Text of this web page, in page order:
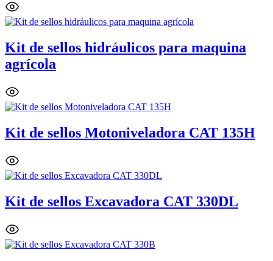
Kit de sellos hidráulicos para maquina
agrícola
Kit de sellos Motoniveladora CAT 135H
Kit de sellos Excavadora CAT 330DL